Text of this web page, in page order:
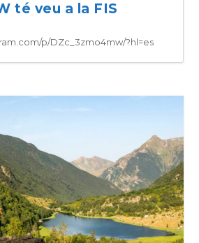
té veu a la FIS
p/DZc_3zmo4mw/?hl=es